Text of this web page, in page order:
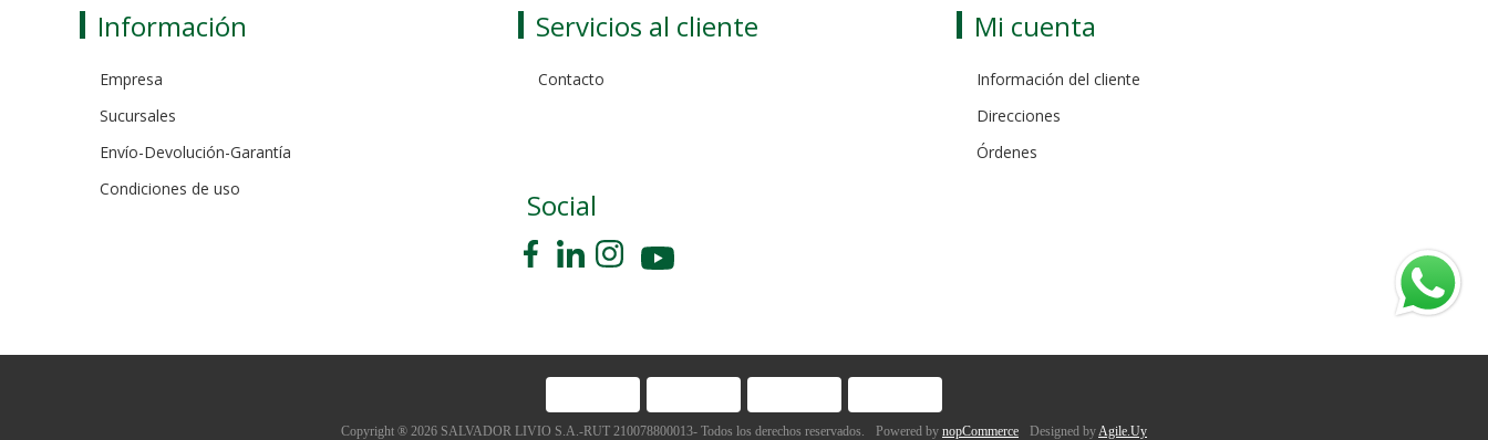
Información
Empresa
Sucursales
Envío-Devolución-Garantía
Condiciones de uso
Servicios al cliente
Contacto
Mi cuenta
Información del cliente
Direcciones
Órdenes
Social
Copyright ® 2026 SALVADOR LIVIO S.A.-RUT 210078800013- Todos los derechos reservados. Powered by nopCommerce Designed by Agile.Uy